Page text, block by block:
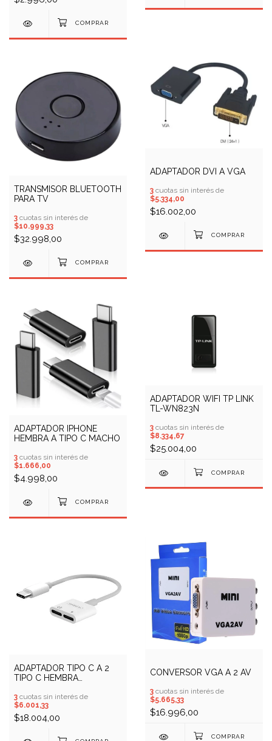
TRANSMISOR BLUETOOTH
PARA TV
3 cuotas sin interés de
$10.999,33
$32.998,00
ADAPTADOR DVI A VGA
3 cuotas sin interés de
$5.334,00
$16.002,00
ADAPTADOR IPHONE
HEMBRA A TIPO C MACHO
3 cuotas sin interés de
$1.666,00
$4.998,00
ADAPTADOR WIFI TP LINK
TL-WN823N
3 cuotas sin interés de
$8.334,67
$25.004,00
ADAPTADOR TIPO C A 2
TIPO C HEMBRA
3 cuotas sin interés de
$6.001,33
$18.004,00
CONVERSOR VGA A 2 AV
3 cuotas sin interés de
$5.665,33
$16.996,00